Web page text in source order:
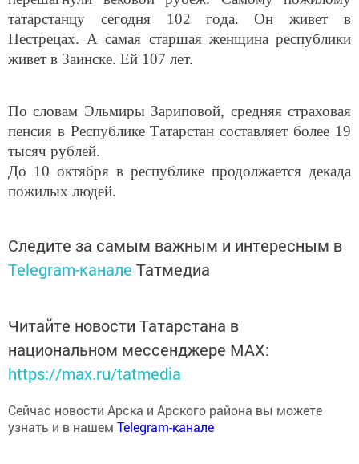
татарстанцу сегодня 102 года. Он живет в
Пестрецах. А самая старшая женщина республики
живет в Заинске. Ей 107 лет.
пенсия в Республике Татарстан составляет более 19
тысяч рублей.
До 10 октября в республике продолжается декада
пожилых людей.
Следите за самым важным и интересным в
Telegram-канале
Татмедиа
Читайте новости Татарстана в
национальном мессенджере MАХ:
https://max.ru/tatmedia
узнать и в нашемTelegram-канале